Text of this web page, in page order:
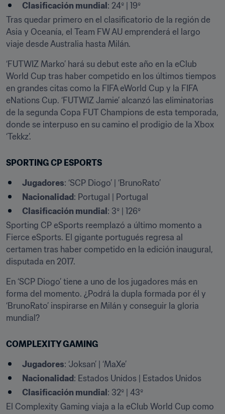
Clasificación mundial : 24º | 19º
Tras quedar primero en el clasificatorio de la región de
Asia y Oceanía, el Team FW AU emprenderá el largo
viaje desde Australia hasta Milán.
‘FUTWIZ Marko’ hará su debut este año en la eClub
World Cup tras haber competido en los últimos tiempos
en grandes citas como la FIFA eWorld Cup y la FIFA
eNations Cup. ‘FUTWIZ Jamie’ alcanzó las eliminatorias
de la segunda Copa FUT Champions de esta temporada,
donde se interpuso en su camino el prodigio de la Xbox
‘Tekkz’.
SPORTING CP ESPORTS
Jugadores: ‘SCP Diogo’ | ‘BrunoRato’
Nacionalidad : Portugal | Portugal
Clasificación mundial : 3º | 126º
Sporting CP eSports reemplazó a último momento a
Fierce eSports. El gigante portugués regresa al
certamen tras haber competido en la edición inaugural,
disputada en 2017.
En ‘SCP Diogo’ tiene a uno de los jugadores más en
forma del momento. ¿Podrá la dupla formada por él y
‘BrunoRato’ inspirarse en Milán y conseguir la gloria
mundial?
COMPLEXITY GAMING
Jugadores: ‘Joksan’ | ‘MaXe’
Nacionalidad : Estados Unidos | Estados Unidos
Clasificación mundial : 32º | 43º
El Complexity Gaming viaja a la eClub World Cup como